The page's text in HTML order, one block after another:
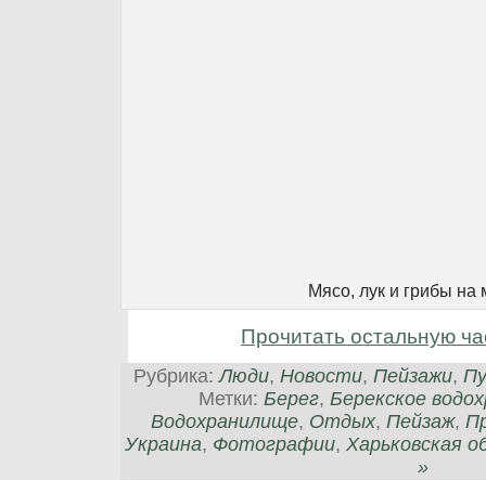
Мясо, лук и грибы на
Прочитать остальную
Рубрика:Люди, Новости, Пейзажи,
Метки: Берег, Берекское
Водохранилище, Отдых, Пейзаж,
Украина, Фотографии, Харьковская
»